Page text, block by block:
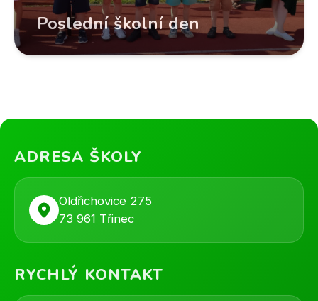
Poslední školní den
ADRESA ŠKOLY
Oldřichovice 275
73 961 Třinec
RYCHLÝ KONTAKT